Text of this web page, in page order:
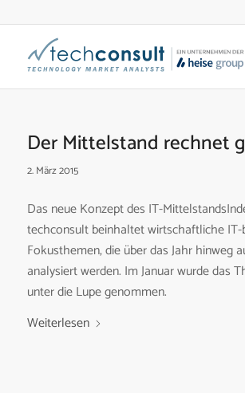
Der Mittelstand rechnet
2. März 2015
Das neue Konzept des IT-
techconsult beinhaltet wirtschaftliche IT-
Fokusthemen, die über das Jahr hinweg
analysiert werden. Im Januar wurde das
unter die Lupe genommen.
Weiterlesen